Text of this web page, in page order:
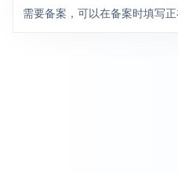
需要备案，可以在备案时填写